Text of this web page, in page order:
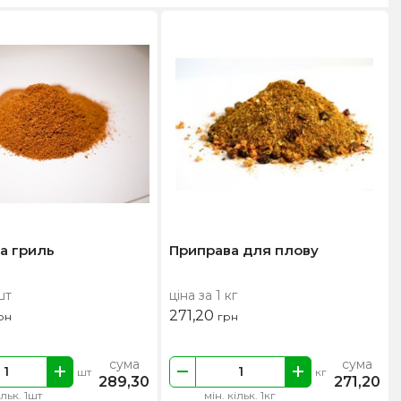
гриль
1шт
шт сума
289,30
Приправа для плову
ціна за 1 кг
271,20 грн
мін. кільк. 1кг
кг сума
271,20